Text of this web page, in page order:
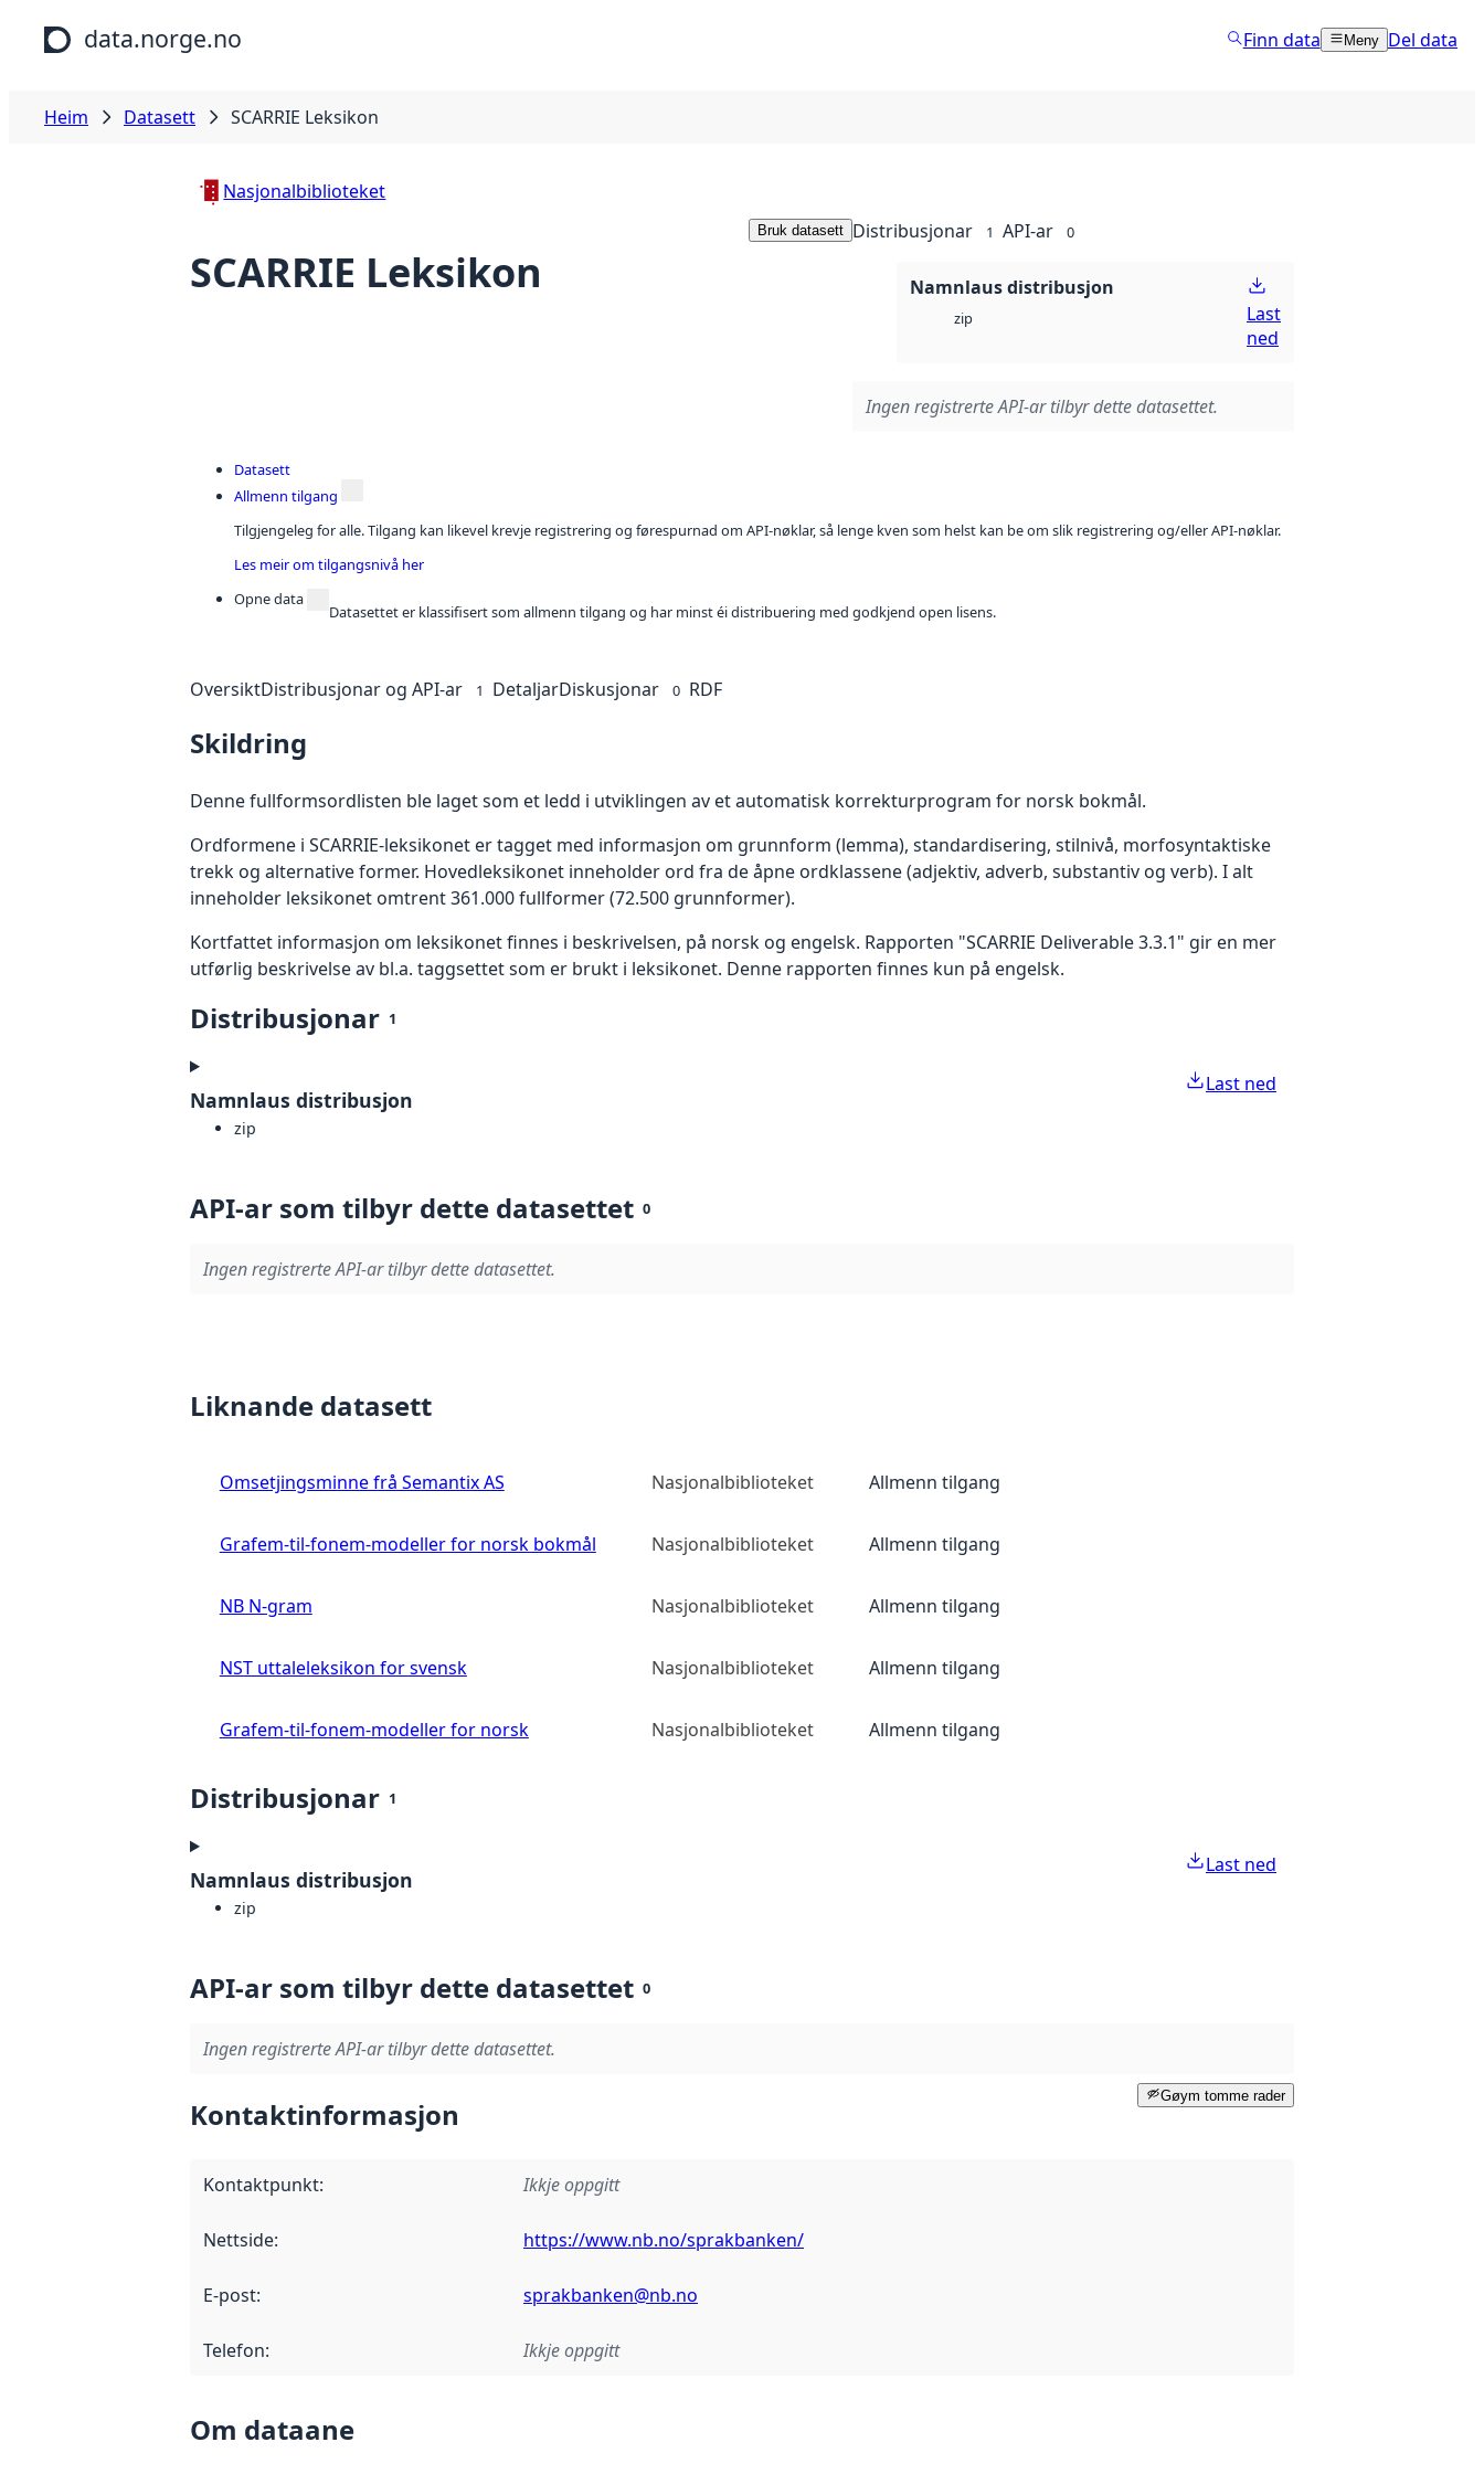
Hopp til hovudinnhald
data.norge.no Finn data Meny Del data
Heim Datasett SCARRIE Leksikon
Nasjonalbiblioteket
SCARRIE Leksikon
Bruk datasett Distribusjonar 1 API-ar 0
Namnlaus distribusjon
zip
Last
ned
Ingen registrerte API-ar tilbyr dette datasettet.
Datasett
Allmenn tilgang
Tilgjengeleg for alle. Tilgang kan likevel krevje registrering og førespurnad om API-nøklar, så lenge kven som helst kan be om slik registrering og/eller API-nøklar.
Les meir om tilgangsnivå her
Opne data
Datasettet er klassifisert som allmenn tilgang og har minst éi distribuering med godkjend open lisens.
OversiktDistribusjonar og API-ar 1 DetaljarDiskusjonar 0 RDF
Skildring
Denne fullformsordlisten ble laget som et ledd i utviklingen av et automatisk korrekturprogram for norsk bokmål.
Ordformene i SCARRIE-leksikonet er tagget med informasjon om grunnform (lemma), standardisering, stilnivå, morfosyntaktiske
trekk og alternative former. Hovedleksikonet inneholder ord fra de åpne ordklassene (adjektiv, adverb, substantiv og verb). I alt
inneholder leksikonet omtrent 361.000 fullformer (72.500 grunnformer).
Kortfattet informasjon om leksikonet finnes i beskrivelsen, på norsk og engelsk. Rapporten "SCARRIE Deliverable 3.3.1" gir en mer
utførlig beskrivelse av bl.a. taggsettet som er brukt i leksikonet. Denne rapporten finnes kun på engelsk.
Distribusjonar 1
Namnlaus distribusjon
zip
Last ned
API-ar som tilbyr dette datasettet 0
Ingen registrerte API-ar tilbyr dette datasettet.
Liknande datasett
Omsetjingsminne frå Semantix AS Nasjonalbiblioteket Allmenn tilgang
Grafem-til-fonem-modeller for norsk bokmål Nasjonalbiblioteket Allmenn tilgang
NB N-gram Nasjonalbiblioteket Allmenn tilgang
NST uttaleleksikon for svensk Nasjonalbiblioteket Allmenn tilgang
Grafem-til-fonem-modeller for norsk Nasjonalbiblioteket Allmenn tilgang
Distribusjonar 1
Namnlaus distribusjon
zip
Last ned
API-ar som tilbyr dette datasettet 0
Ingen registrerte API-ar tilbyr dette datasettet.
Gøym tomme rader
Kontaktinformasjon
Kontaktpunkt: Ikkje oppgitt
Nettside: https://www.nb.no/sprakbanken/
E-post: sprakbanken@nb.no
Telefon: Ikkje oppgitt
Om dataane